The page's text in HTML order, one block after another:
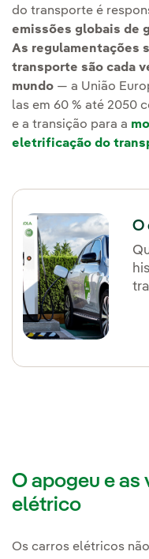
do transporte é
emissões globais de
As regulamentações
transporte são cada
mundo — a União
las em 60 % até 2050
e a transição para a
eletrificação do
O
O apogeu e as
elétrico
Os carros elétricos